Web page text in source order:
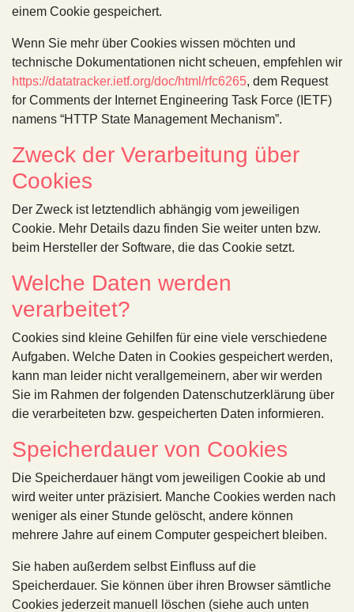
einem Cookie gespeichert.
Wenn Sie mehr über Cookies wissen möchten und
technische Dokumentationen nicht scheuen, empfehlen wir
https://datatracker.ietf.org/doc/html/rfc6265, dem Request
for Comments der Internet Engineering Task Force (IETF)
namens “HTTP State Management Mechanism”.
Zweck der Verarbeitung über
Cookies
Der Zweck ist letztendlich abhängig vom jeweiligen
Cookie. Mehr Details dazu finden Sie weiter unten bzw.
beim Hersteller der Software, die das Cookie setzt.
Welche Daten werden
verarbeitet?
Cookies sind kleine Gehilfen für eine viele verschiedene
Aufgaben. Welche Daten in Cookies gespeichert werden,
kann man leider nicht verallgemeinern, aber wir werden
Sie im Rahmen der folgenden Datenschutzerklärung über
die verarbeiteten bzw. gespeicherten Daten informieren.
Speicherdauer von Cookies
Die Speicherdauer hängt vom jeweiligen Cookie ab und
wird weiter unter präzisiert. Manche Cookies werden nach
weniger als einer Stunde gelöscht, andere können
mehrere Jahre auf einem Computer gespeichert bleiben.
Sie haben außerdem selbst Einfluss auf die
Speicherdauer. Sie können über ihren Browser sämtliche
Cookies jederzeit manuell löschen (siehe auch unten